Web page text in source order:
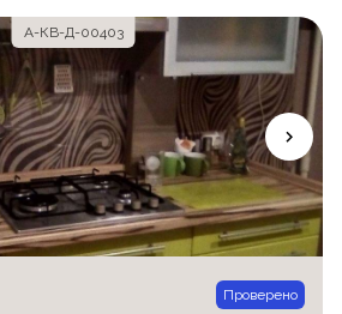
А-КВ-Д-00403
Проверено